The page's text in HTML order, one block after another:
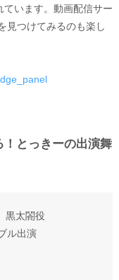
います。動画配信サー
見つけてみるのも楽し
とっきーの出演舞
黒太閤役
ル出演